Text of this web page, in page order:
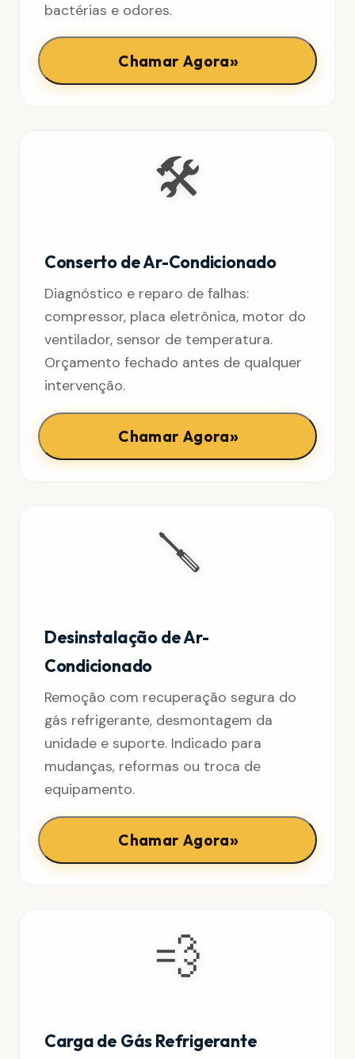
bactérias e odores.
Chamar Agora»
🛠️
Conserto de Ar-Condicionado
Diagnóstico e reparo de falhas:
compressor, placa eletrônica, motor do
ventilador, sensor de temperatura.
Orçamento fechado antes de qualquer
intervenção.
Chamar Agora»
🪛
Desinstalação de Ar-
Condicionado
Remoção com recuperação segura do
gás refrigerante, desmontagem da
unidade e suporte. Indicado para
mudanças, reformas ou troca de
equipamento.
Chamar Agora»
💨
Carga de Gás Refrigerante